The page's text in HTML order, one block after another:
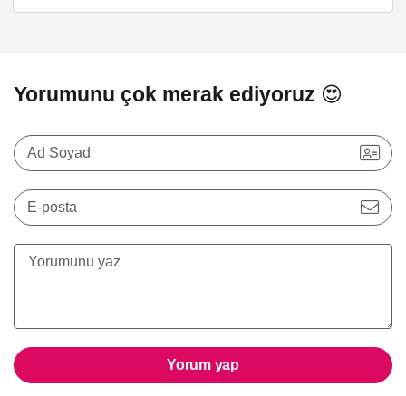
Yorumunu çok merak ediyoruz 😍
Ad Soyad
E-posta
Yorum yap